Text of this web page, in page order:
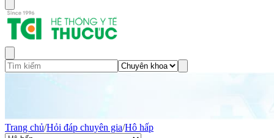
Trang chủ/Hỏi đáp chuyên gia/Hô hấp